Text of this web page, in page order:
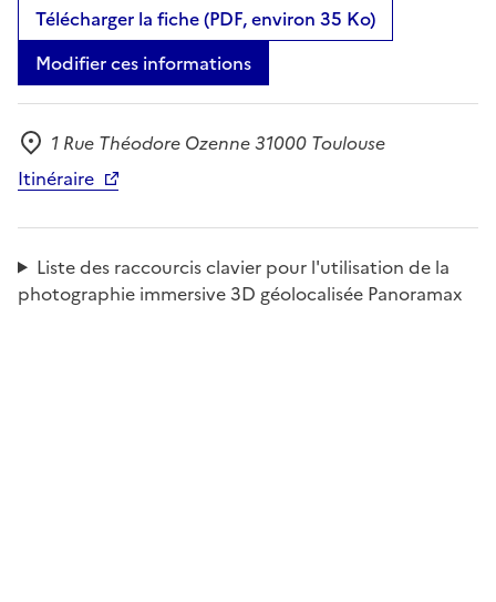
Télécharger la fiche (PDF, environ 35 Ko)
Modifier ces informations
Adresse
1 Rue Théodore Ozenne 31000 Toulouse
Itinéraire
Liste des raccourcis clavier pour l'utilisation de la
photographie immersive 3D géolocalisée Panoramax